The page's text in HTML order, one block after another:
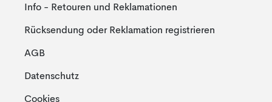
Info - Retouren und Reklamationen
Rücksendung oder Reklamation registrieren
AGB
Datenschutz
Cookies